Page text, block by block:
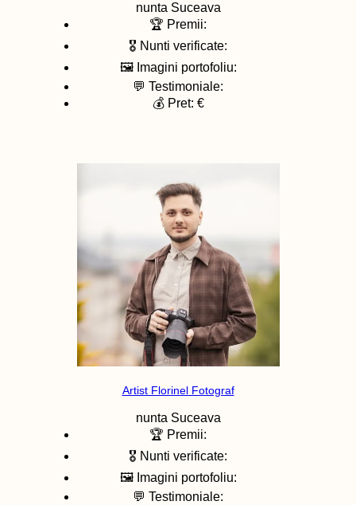
nunta Suceava
🏆 Premii:
🎖️ Nunti verificate:
🖼️ Imagini portofoliu:
💬 Testimoniale:
💰 Pret: €
Artist Florinel Fotograf
nunta Suceava
🏆 Premii:
🎖️ Nunti verificate:
🖼️ Imagini portofoliu:
💬 Testimoniale: